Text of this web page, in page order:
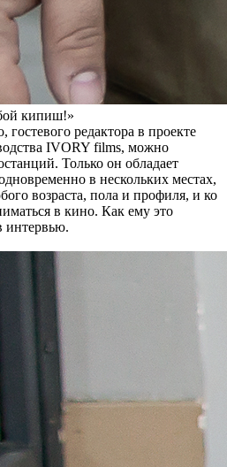
кипиш!»
редактора в проекте
IVORY films, можно
Только он обладает
в нескольких местах,
возраста, пола и профиля, и ко
в кино. Как ему это
интервью.